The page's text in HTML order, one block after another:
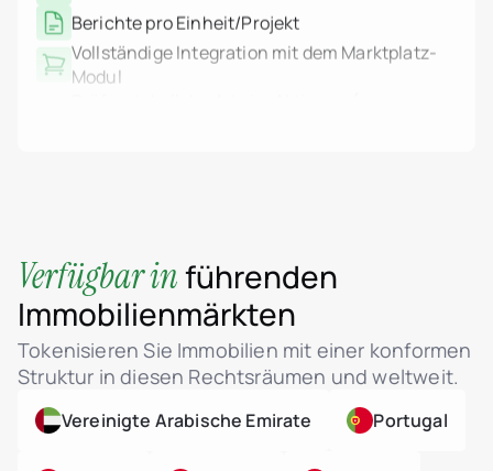
Modul
Prüfprotokoll der Admin-Aktionen (wer, was,
wann)
unveränderliche Speicherung
Rollenbasierte Zugriffskontrolle (RBAC)
MFA-Unterstützung für Admin-Zugang
Echtzeit-Aktivitäts-Dashboard (Benutzer,
Vom Admin ausgelöste Token-Transfers
Verfügbar inführenden
Immobilienmärkten
Tokenisieren Sie Immobilien mit einer konformen
Struktur in diesen Rechtsräumen und weltweit.
Vereinigte Arabische Emirate Portugal